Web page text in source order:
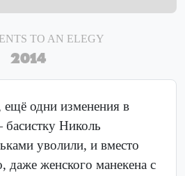
TO AN ELEGY
2014
одни изменения в
Николь
уволили, и вместо
даже женского манекена с